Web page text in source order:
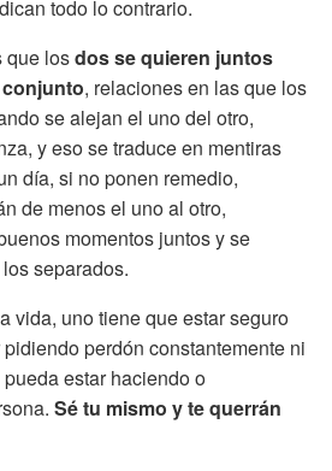
todo lo contrario.
que losdos se quieren juntos
, relaciones en las que los
se alejan el uno del otro,
y eso se traduce en mentiras
día, si no ponen remedio,
de menos el uno al otro,
momentos juntos y se
separados.
vida, uno tiene que estar seguro
perdón constantemente ni
estar haciendo o
Sé tu mismo y te querrán